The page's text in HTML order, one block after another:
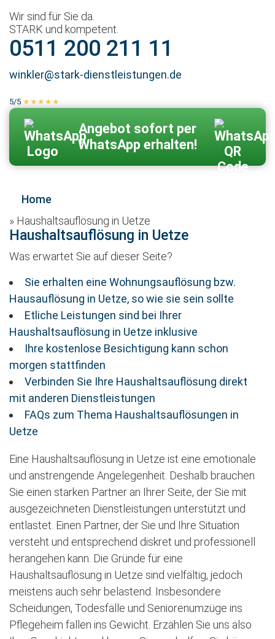
Wir sind für Sie da.
STARK und kompetent.
0511 200 211 11
winkler@stark-dienstleistungen.de
5/5 ★★★★★
100 % echte Kundenbewertungen
Zum KontaktformularAngebot sofort per
WhatsApp erhalten!
Home
» Haushaltsauflösung in Uetze
Haushaltsauflösung in Uetze
Was erwartet Sie auf dieser Seite?
Sie erhalten eine Wohnungsauflösung bzw.
Hausauflösung in Uetze, so wie sie sein sollte
Etliche Leistungen sind bei Ihrer
Haushaltsauflösung in Uetze inklusive
Ihre kostenlose Besichtigung kann schon
morgen stattfinden
Verbinden Sie Ihre Haushaltsauflösung direkt
mit anderen Dienstleistungen
FAQs zum Thema Haushaltsauflösungen in
Uetze
Eine Haushaltsauflösung in Uetze ist eine emotionale
und anstrengende Angelegenheit. Deshalb brauchen
Sie einen starken Partner an Ihrer Seite, der Sie mit
ausgezeichneten Dienstleistungen unterstützt und
entlastet. Einen Partner, der Sie und Ihre Situation
versteht und entsprechend diskret und professionell
herangehen kann. Die Gründe für eine
Haushaltsauflösung in Uetze sind vielfältig, jedoch
meistens auch sehr belastend. Insbesondere
Scheidungen, Todesfälle und Seniorenumzüge ins
Pflegeheim fallen ins Gewicht. Erzählen Sie uns also